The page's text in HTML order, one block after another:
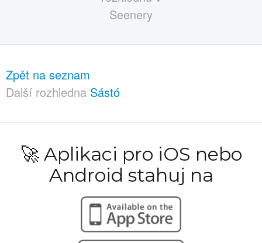
Zpět na seznam
Další rozhledna Sástó
🚀 Aplikaci pro iOS nebo
Android stahuj na